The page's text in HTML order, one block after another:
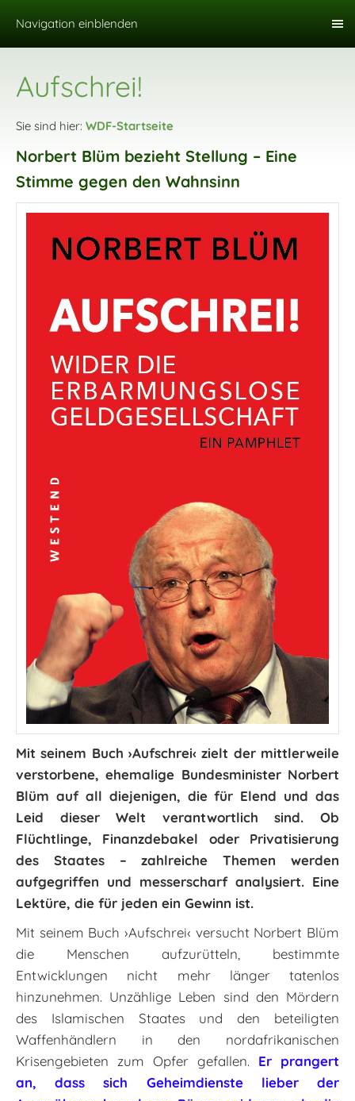
Navigation einblenden
Aufschrei!
Sie sind hier: WDF-Startseite
Norbert Blüm bezieht Stellung – Eine
Stimme gegen den Wahnsinn
Mit seinem Buch ›Aufschrei‹ zielt der mittlerweile
verstorbene, ehemalige Bundesminister Norbert
Blüm auf all diejenigen, die für Elend und das
Leid dieser Welt verantwortlich sind. Ob
Flüchtlinge, Finanzdebakel oder Privatisierung
des Staates – zahlreiche Themen werden
aufgegriffen und messerscharf analysiert. Eine
Lektüre, die für jeden ein Gewinn ist.
Mit seinem Buch ›Aufschrei‹ versucht Norbert Blüm
die Menschen aufzurütteln, bestimmte
Entwicklungen nicht mehr länger tatenlos
hinzunehmen. Unzählige Leben sind den Mördern
des Islamischen Staates und den beteiligten
Waffenhändlern in den nordafrikanischen
Krisengebieten zum Opfer gefallen. Er prangert
an, dass sich Geheimdienste lieber der